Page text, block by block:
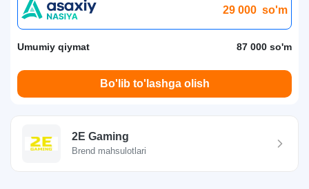
29 000 so'm
Umumiy qiymat 87 000 so'm
Bo'lib to'lashga olish
2E Gaming
Brend mahsulotlari